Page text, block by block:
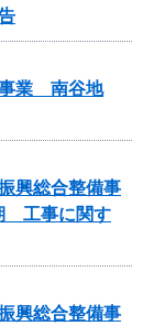
事業 南谷地
興総合整備事
工事に関す
興総合整備事